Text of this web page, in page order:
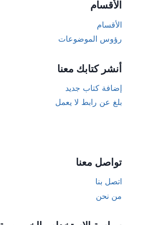
الأقسام
الأقسام
رؤوس الموضوعات
أنشر كتابك معنا
إضافة كتاب جديد
بلغ عن رابط لا يعمل
تواصل معنا
اتصل بنا
من نحن